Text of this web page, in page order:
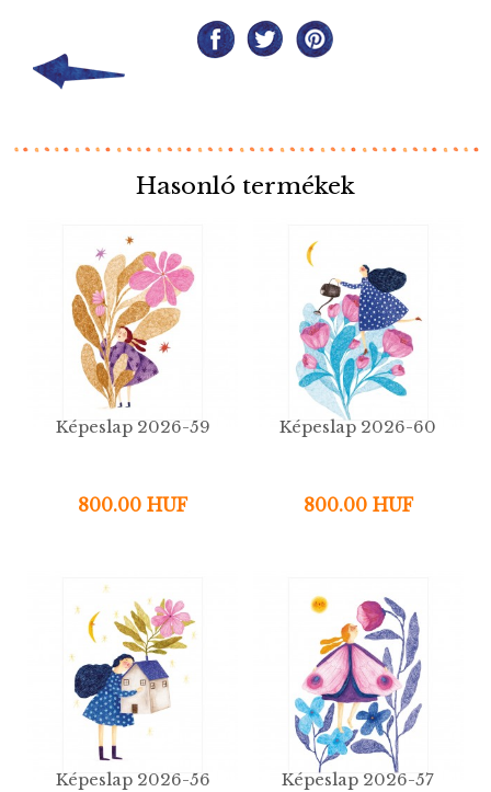
Hasonló termékek
Képeslap 2026-59
800.00 HUF
Képeslap 2026-60
800.00 HUF
Képeslap 2026-56 Képeslap 2026-57